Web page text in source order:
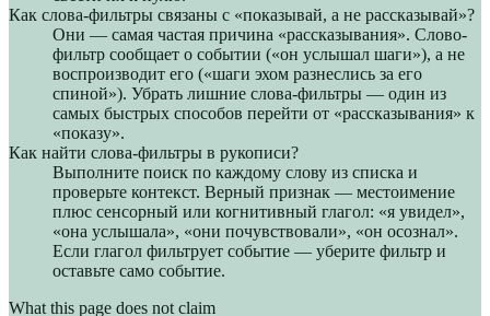
Как слова-фильтры связаны с «показывай, а не рассказывай»?
Они — самая частая причина «рассказывания». Слово-
фильтр сообщает о событии («он услышал шаги»), а не
воспроизводит его («шаги эхом разнеслись за его
спиной»). Убрать лишние слова-фильтры — один из
самых быстрых способов перейти от «рассказывания» к
«показу».
Как найти слова-фильтры в рукописи?
Выполните поиск по каждому слову из списка и
проверьте контекст. Верный признак — местоимение
плюс сенсорный или когнитивный глагол: «я увидел»,
«она услышала», «они почувствовали», «он осознал».
Если глагол фильтрует событие — уберите фильтр и
оставьте само событие.
What this page does not claim